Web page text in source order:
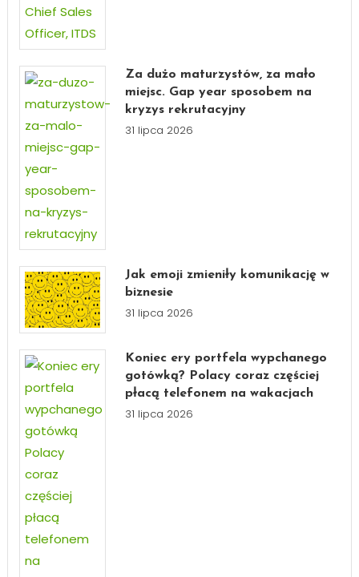
Za dużo maturzystów, za mało
miejsc. Gap year sposobem na
kryzys rekrutacyjny
31 lipca 2026
Jak emoji zmieniły komunikację w
biznesie
31 lipca 2026
Koniec ery portfela wypchanego
gotówką? Polacy coraz częściej
płacą telefonem na wakacjach
31 lipca 2026